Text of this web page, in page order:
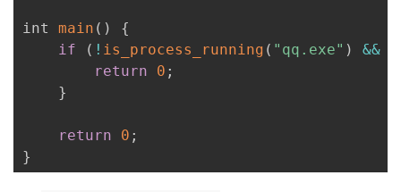
int main ( )
{
if
( ! is_process_running ( "qq.exe" ) &&
return
0 ;
}
return 0 ;
}